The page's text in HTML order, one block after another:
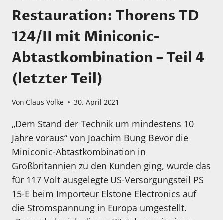
Restauration: Thorens TD
124/II mit Miniconic-
Abtastkombination – Teil 4
(letzter Teil)
Von Claus Volke 30. April 2021
„Dem Stand der Technik um mindestens 10
Jahre voraus“ von Joachim Bung Bevor die
Miniconic-Abtastkombination in
Großbritannien zu den Kunden ging, wurde das
für 117 Volt ausgelegte US-Versorgungsteil PS
15-E beim Importeur Elstone Electronics auf
die Stromspannung in Europa umgestellt.